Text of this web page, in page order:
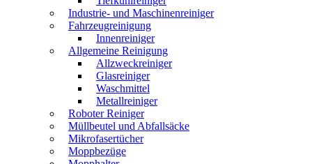
Industrie- und Maschinenreiniger
Fahrzeugreinigung
Innenreiniger
Allgemeine Reinigung
Allzweckreiniger
Glasreiniger
Waschmittel
Metallreiniger
Roboter Reiniger
Müllbeutel und Abfallsäcke
Mikrofasertücher
Moppbezüge